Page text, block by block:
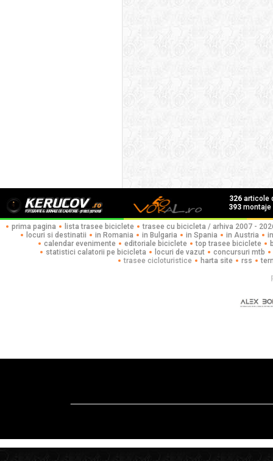
326articole
393montaje
prima pagina lista trasee biciclete
trasee cu bicicleta / arhiva 2007 -
locuri si destinatii
in Romania in Bulgaria in Spania in Austria
calendar evenimente
editoriale biciclete top trasee biciclete
statistici calatorii pe bicicleta
locuri de vazut
concursuri mtb
trasee cicloturistice
harta site rss